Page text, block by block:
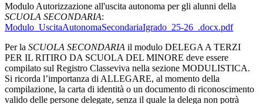
Modulo Autorizzazione all'uscita autonoma per gli alunni della
SCUOLA SECONDARIA:
Modulo_UscitaAutonomaSecondariaIgrado_25-26_.docx.pdf
Per la SCUOLA SECONDARIA il modulo DELEGA A TERZI
PER IL RITIRO DA SCUOLA DEL MINORE deve essere
compilato sul Registro Classeviva nella sezione MODULISTICA.
Si ricorda l’importanza di ALLEGARE, al momento della
compilazione, la carta di identità o un documento di riconoscimento
valido delle persone delegate, senza il quale la delega non potrà